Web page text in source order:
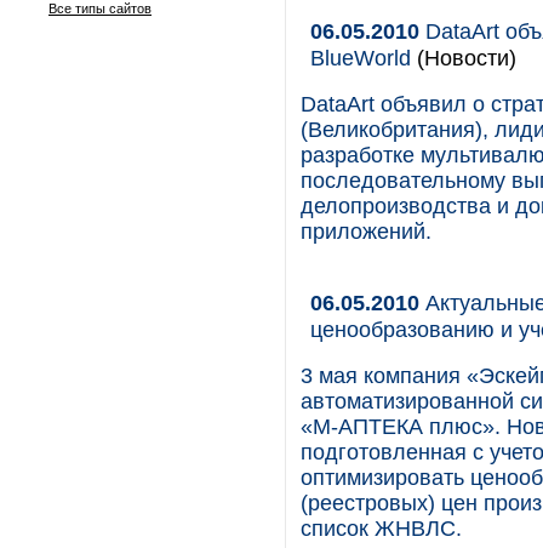
Все типы сайтов
06.05.2010 DataArt
BlueWorld (Новости)
DataArt объявил о
(Великобритания),
разработке
последовательному
делопроизводства и
приложений.
06.05.2010
ценообразованию и
3 мая компания
автоматизированной
«М-АПТЕКА плюс».
подготовленная с
оптимизировать
(реестровых) цен
список ЖНВЛС.